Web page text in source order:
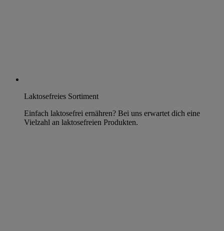
Laktosefreies Sortiment
Einfach laktosefrei ernähren? Bei uns erwartet dich eine
Vielzahl an laktosefreien Produkten.